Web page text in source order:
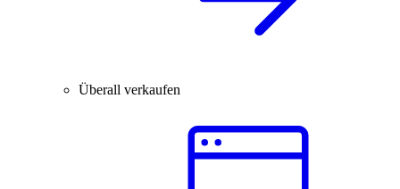
Überall verkaufen